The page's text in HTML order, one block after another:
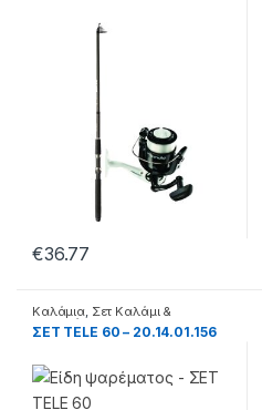
€36.77
Καλάμια, Σετ Καλάμι &
Μηχανάκι
ΣΕΤ TELE 60 – 20.14.01.156